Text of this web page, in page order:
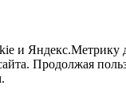
и Яндекс.Метрику
Продолжая